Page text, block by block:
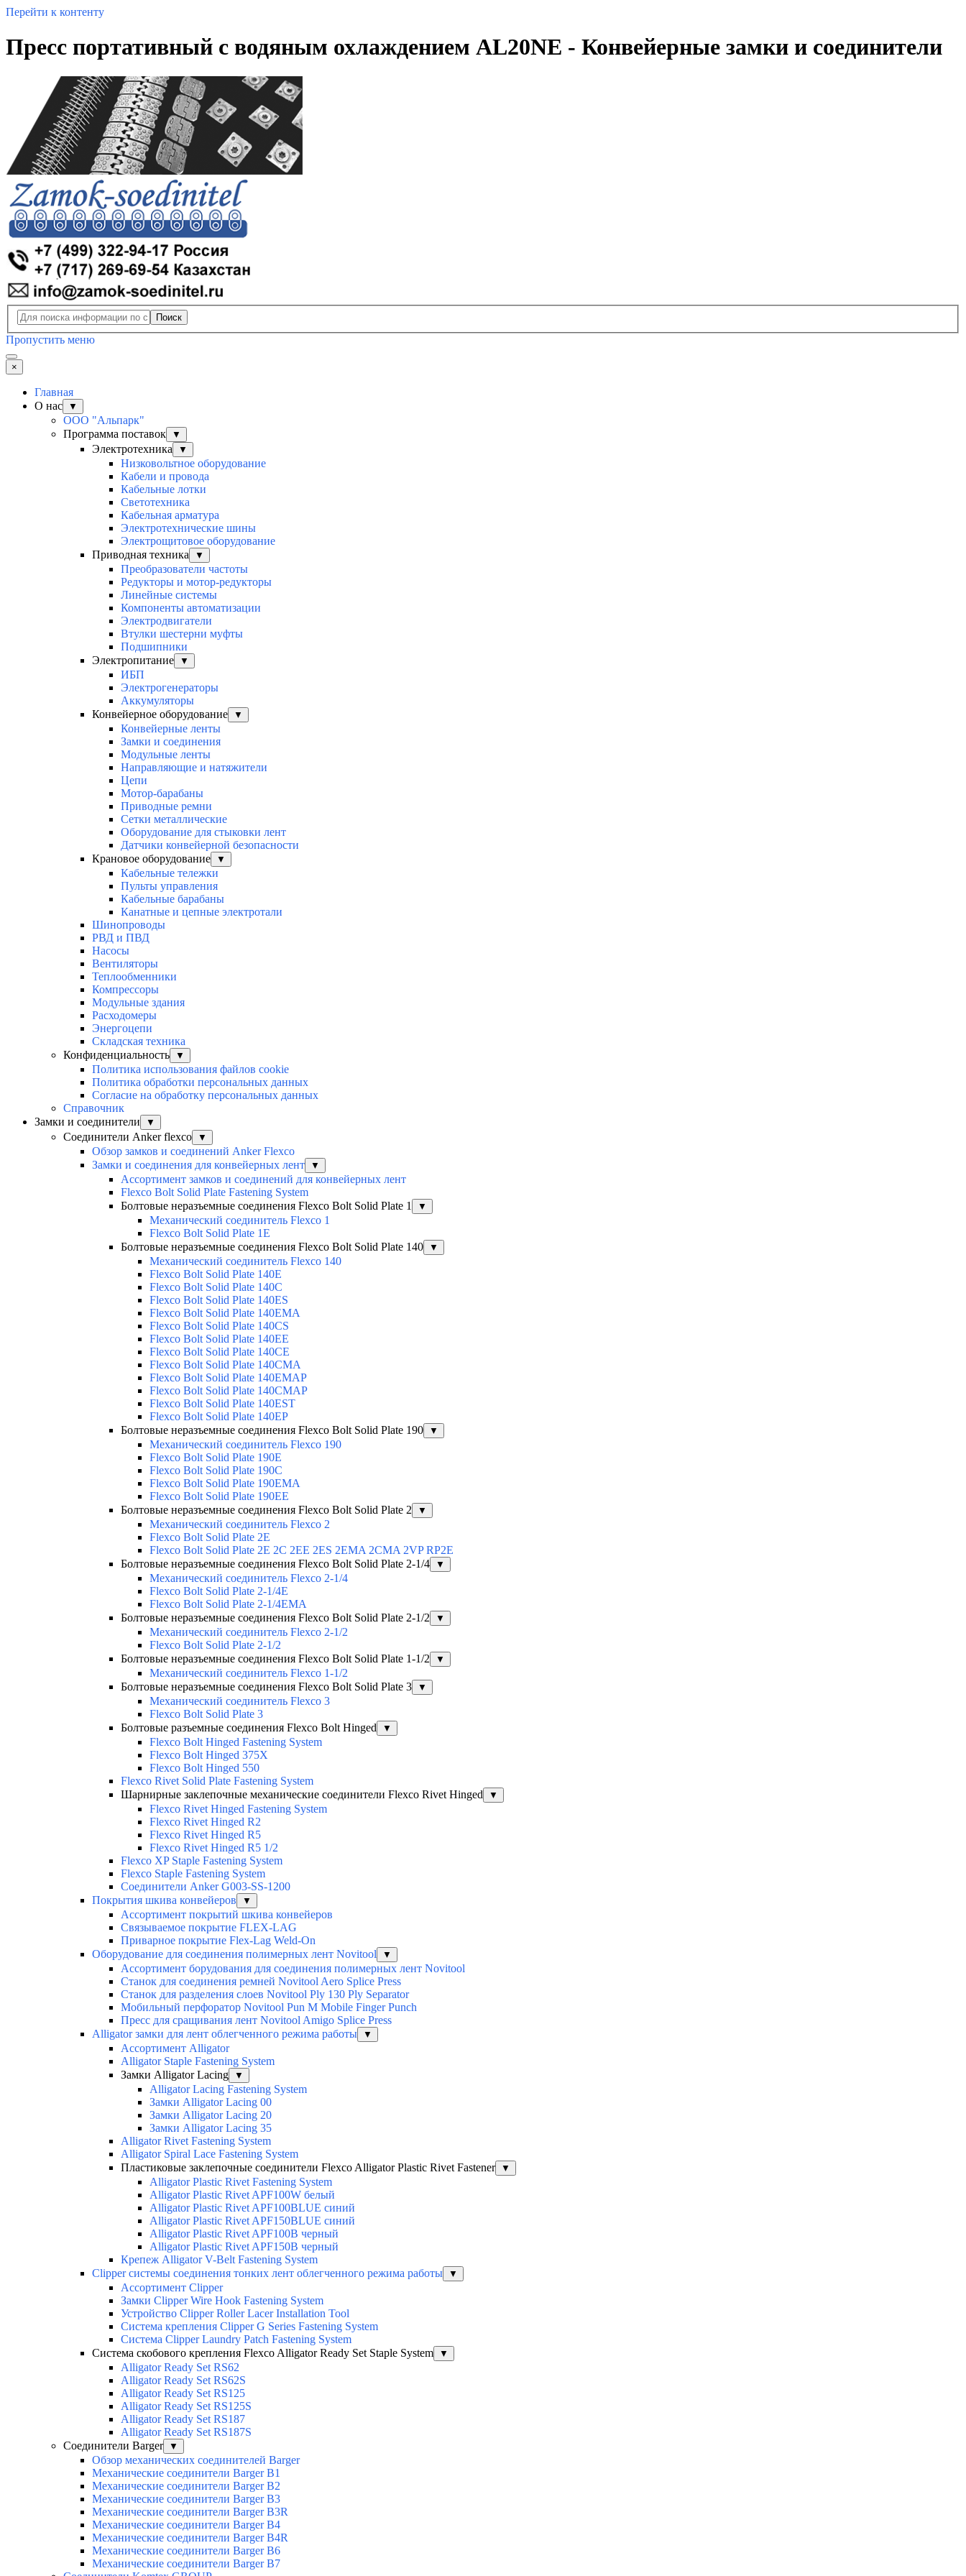
Перейти к контенту
Пресс портативный с водяным охлаждением AL20NE - Конвейерные замки и соединители
Поиск
Пропустить меню
×
Главная
О нас
▼
ООО "Альпарк"
Программа поставок
▼
Электротехника ▼
Низковольтное оборудование
Кабели и провода
Кабельные лотки
Светотехника
Кабельная арматура
Электротехнические шины
Электрощитовое оборудование
Приводная техника
▼
Преобразователи частоты
Редукторы и мотор-редукторы
Линейные системы
Компоненты автоматизации
Электродвигатели
Втулки шестерни муфты
Подшипники
Электропитание
▼
ИБП
Электрогенераторы
Аккумуляторы
Конвейерное оборудование
▼
Конвейерные ленты
Замки и соединения
Модульные ленты
Направляющие и натяжители
Цепи
Мотор-барабаны
Приводные ремни
Сетки металлические
Оборудование для стыковки лент
Датчики конвейерной безопасности
Крановое оборудование
▼
Кабельные тележки
Пульты управления
Кабельные барабаны
Канатные и цепные электротали
Шинопроводы
РВД и ПВД
Насосы
Вентиляторы
Теплообменники
Компрессоры
Модульные здания
Расходомеры
Энергоцепи
Складская техника
Конфиденциальность
▼
Политика использования файлов cookie
Политика обработки персональных данных
Согласие на обработку персональных данных
Справочник
Замки и соединители
▼
Соединители Anker flexco ▼
Обзор замков и соединений Anker Flexco
Замки и соединения для конвейерных лент
▼
Ассортимент замков и соединений для конвейерных лент
Flexco Bolt Solid Plate Fastening System
Болтовые неразъемные соединения Flexco Bolt Solid Plate 1
▼
Механический соединитель Flexco 1
Flexco Bolt Solid Plate 1E
Болтовые неразъемные соединения Flexco Bolt Solid Plate 140
▼
Механический соединитель Flexco 140
Flexco Bolt Solid Plate 140E
Flexco Bolt Solid Plate 140C
Flexco Bolt Solid Plate 140ES
Flexco Bolt Solid Plate 140EMA
Flexco Bolt Solid Plate 140CS
Flexco Bolt Solid Plate 140EE
Flexco Bolt Solid Plate 140CE
Flexco Bolt Solid Plate 140CMA
Flexco Bolt Solid Plate 140EMAP
Flexco Bolt Solid Plate 140CMAP
Flexco Bolt Solid Plate 140EST
Flexco Bolt Solid Plate 140EP
Болтовые неразъемные соединения Flexco Bolt Solid Plate 190
▼
Механический соединитель Flexco 190
Flexco Bolt Solid Plate 190E
Flexco Bolt Solid Plate 190C
Flexco Bolt Solid Plate 190EMA
Flexco Bolt Solid Plate 190EE
Болтовые неразъемные соединения Flexco Bolt Solid Plate 2
▼
Механический соединитель Flexco 2
Flexco Bolt Solid Plate 2E
Flexco Bolt Solid Plate 2Е 2С 2ЕЕ 2ES 2EMA 2CMA 2VP RP2E
Болтовые неразъемные соединения Flexco Bolt Solid Plate 2-1/4
▼
Механический соединитель Flexco 2-1/4
Flexco Bolt Solid Plate 2-1/4E
Flexco Bolt Solid Plate 2-1/4EMA
Болтовые неразъемные соединения Flexco Bolt Solid Plate 2-1/2
▼
Механический соединитель Flexco 2-1/2
Flexco Bolt Solid Plate 2-1/2
Болтовые неразъемные соединения Flexco Bolt Solid Plate 1-1/2
▼
Механический соединитель Flexco 1-1/2
Болтовые неразъемные соединения Flexco Bolt Solid Plate 3
▼
Механический соединитель Flexco 3
Flexco Bolt Solid Plate 3
Болтовые разъемные соединения Flexco Bolt Hinged
▼
Flexco Bolt Hinged Fastening System
Flexco Bolt Hinged 375X
Flexco Bolt Hinged 550
Flexco Rivet Solid Plate Fastening System
Шарнирные заклепочные механические соединители Flexco Rivet Hinged
▼
Flexco Rivet Hinged Fastening System
Flexco Rivet Hinged R2
Flexco Rivet Hinged R5
Flexco Rivet Hinged R5 1/2
Flexco XP Staple Fastening System
Flexco Staple Fastening System
Соединители Anker G003-SS-1200
Покрытия шкива конвейеров
▼
Ассортимент покрытий шкива конвейеров
Связываемое покрытие FLEX-LAG
Приварное покрытие Flex-Lag Weld-On
Оборудование для соединения полимерных лент Novitool
▼
Ассортимент борудования для соединения полимерных лент Novitool
Станок для соединения ремней Novitool Aero Splice Press
Станок для разделения слоев Novitool Ply 130 Ply Separator
Мобильный перфоратор Novitool Pun M Mobile Finger Punch
Пресс для сращивания лент Novitool Amigo Splice Press
Alligator замки для лент облегченного режима работы
▼
Ассортимент Alligator
Alligator Staple Fastening System
Замки Alligator Lacing
▼
Alligator Lacing Fastening System
Замки Alligator Lacing 00
Замки Alligator Lacing 20
Замки Alligator Lacing 35
Alligator Rivet Fastening System
Alligator Spiral Lace Fastening System
Пластиковые заклепочные соединители Flexco Alligator Plastic Rivet Fastener
▼
Alligator Plastic Rivet Fastening System
Alligator Plastic Rivet APF100W белый
Alligator Plastic Rivet APF100BLUE синий
Alligator Plastic Rivet APF150BLUE синий
Alligator Plastic Rivet APF100B черный
Alligator Plastic Rivet APF150B черный
Крепеж Alligator V-Belt Fastening System
Clipper системы соединения тонких лент облегченного режима работы
▼
Ассортимент Clipper
Замки Clipper Wire Hook Fastening System
Устройство Clipper Roller Lacer Installation Tool
Система крепления Clipper G Series Fastening System
Система Clipper Laundry Patch Fastening System
Система скобового крепления Flexco Alligator Ready Set Staple System
▼
Alligator Ready Set RS62
Alligator Ready Set RS62S
Alligator Ready Set RS125
Alligator Ready Set RS125S
Alligator Ready Set RS187
Alligator Ready Set RS187S
Соединители Barger
▼
Обзор механических соединителей Barger
Механические соединители Barger B1
Механические соединители Barger B2
Механические соединители Barger B3
Механические соединители Barger B3R
Механические соединители Barger B4
Механические соединители Barger B4R
Механические соединители Barger B6
Механические соединители Barger B7